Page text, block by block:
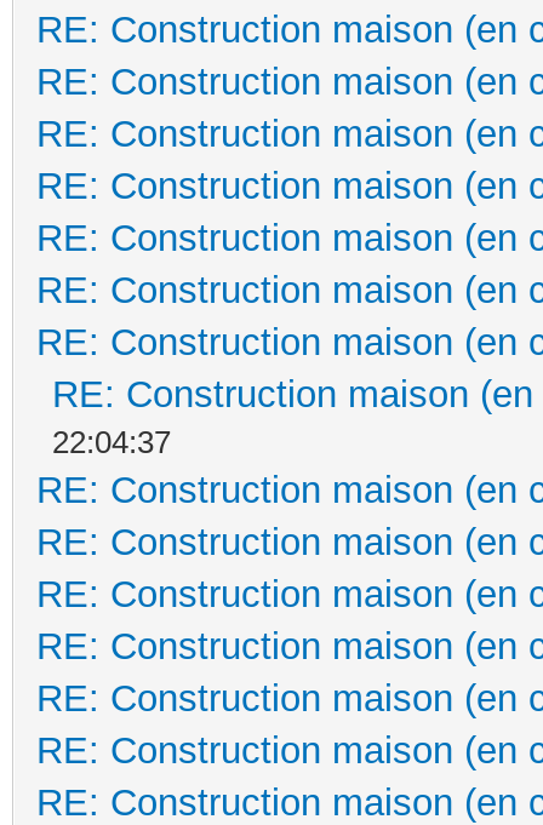
RE: Construction maison (en
RE: Construction maison (en
RE: Construction maison (en
RE: Construction maison (en
RE: Construction maison (en
RE: Construction maison (en
RE: Construction maison (en
RE: Construction maison
22:04:37
RE: Construction maison (en
RE: Construction maison (en
RE: Construction maison (en
RE: Construction maison (en
RE: Construction maison (en
RE: Construction maison (en
RE: Construction maison (en